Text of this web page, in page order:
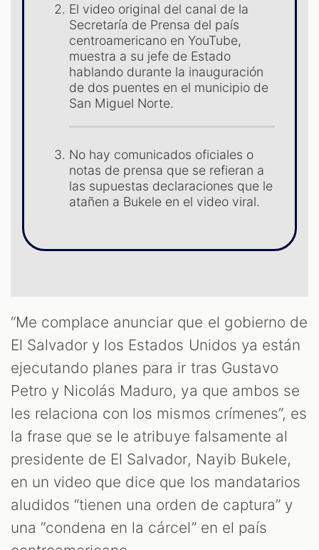
El video original del canal de la
Secretaría de Prensa del país
centroamericano en YouTube,
muestra a su jefe de Estado
hablando durante la inauguración
de dos puentes en el municipio de
San Miguel Norte.
No hay comunicados oficiales o
notas de prensa que se refieran a
las supuestas declaraciones que le
atañen a Bukele en el video viral.
“Me complace anunciar que el gobierno de
El Salvador y los Estados Unidos ya están
ejecutando planes para ir tras Gustavo
Petro y Nicolás Maduro, ya que ambos se
les relaciona con los mismos crímenes”, es
la frase que se le atribuye falsamente al
presidente de El Salvador, Nayib Bukele,
en un video que dice que los mandatarios
aludidos “tienen una orden de captura” y
una “condena en la cárcel” en el país